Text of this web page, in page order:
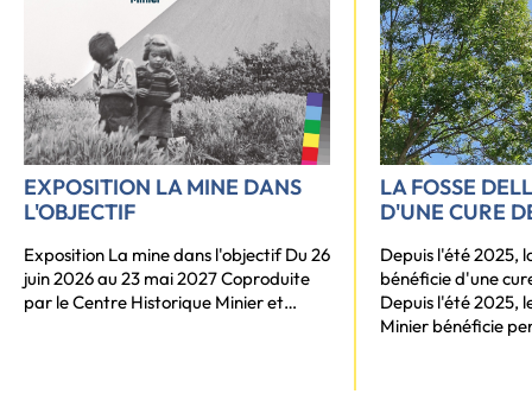
EXPOSITION LA MINE DANS
L'OBJECTIF
Exposition La mine dans l'objectif Du 26
juin 2026 au 23 mai 2027 Coproduite
par le Centre Historique Minier et…
LA FOSSE
D'UNE CURE
Depuis l'été 2025,
bénéficie d'une
Depuis l'été 2025,
Minier bénéficie